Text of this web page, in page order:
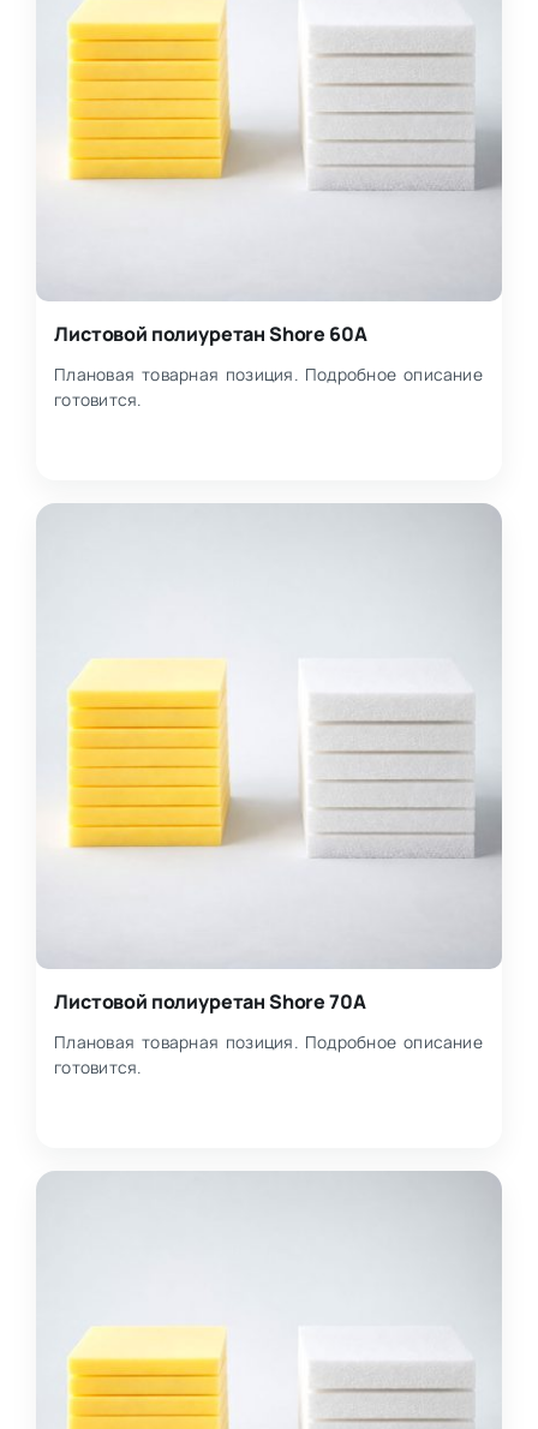
Листовой полиуретан Shore 60A
Плановая товарная позиция. Подробное описание
готовится.
Листовой полиуретан Shore 70A
Плановая товарная позиция. Подробное описание
готовится.